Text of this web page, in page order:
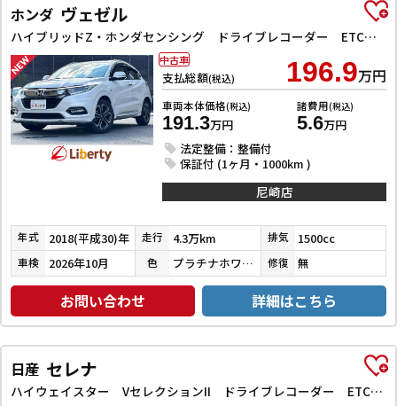
ホンダ ヴェゼル
ハイブリッドZ・ホンダセンシング ドライブレコーダー ETC バックカメラ オートクルーズコントロール レーンアシスト 衝突被害軽減システム ナビ TV オートライト LEDヘッドランプ アルミホイール スマートキー 電動格納ミラー
支払総額(税込) 196.9万円
車両本体価格(税込)
191.3万円
諸費用(税込)
5.6万円
法定整備：整備付
保証付 (1ヶ月・1000km )
中古車
尼崎店
年式 2018(平成30)年 走行 4.3万km 排気 1500cc
車検 2026年10月 色 プラチナホワイトパール 修復 無
お問い合わせ 詳細はこちら
日産 セレナ
ハイウェイスター VセレクションII ドライブレコーダー ETC バックカメラ サイドカメラ ナビ TV クリアランスソナー オートクルーズコントロール パークアシスト 衝突被害軽減システム 両側電動スライドドア オートライト